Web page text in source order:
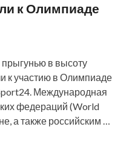
к Олимпиаде
в высоту
к участию в Олимпиаде
Международная
федераций (World
а также российским …